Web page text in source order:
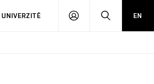
PŘIHLÁSIT HLEDATEN